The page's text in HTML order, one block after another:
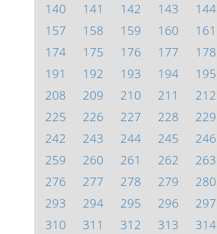
140
141 142 143 144
157
158 159 160 161
174
175 176 177 178
191
192 193 194 195
208
209 210 211 212
225
226 227 228 229
242
243 244 245 246
259
260 261 262 263
276
277 278 279 280
293
294 295 296 297
310
311 312 313 314